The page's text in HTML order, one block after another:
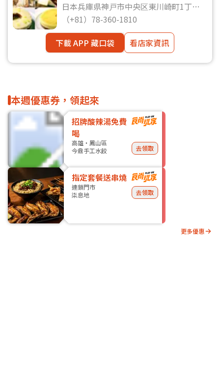
日本兵庫県神戸市中央区東川崎町1丁目6-
1（Kobe Harborland umie）2F35
（+81）78-360-1810
下載 APP 藏口袋
看店家資訊
本週優惠券，領起來
招牌酸辣湯免費
喝
高雄・鳳山區
今鼎手工水餃
去領取
指定套餐送串燒
連鎖門市
柒息地
去領取
更多優惠